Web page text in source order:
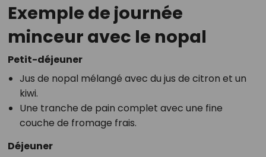
Exemple de journée
minceur avec le nopal
Petit-déjeuner
Jus de nopal mélangé avec du jus de citron et un
kiwi.
Une tranche de pain complet avec une fine
couche de fromage frais.
Déjeuner